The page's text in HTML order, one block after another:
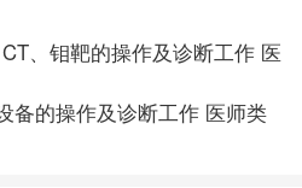
、钼靶的操作及诊断工作 医
备的操作及诊断工作 医师类